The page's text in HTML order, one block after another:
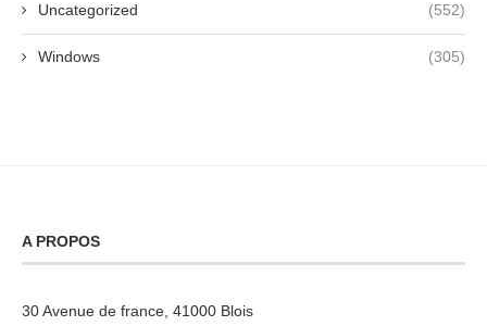
Uncategorized (552)
Windows (305)
A PROPOS
30 Avenue de france, 41000 Blois